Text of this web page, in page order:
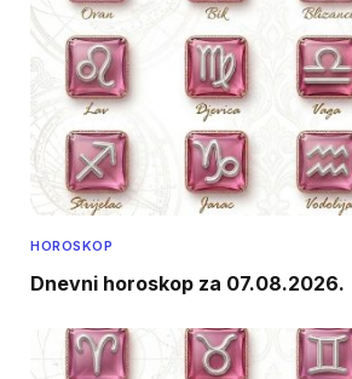
HOROSKOP
Dnevni horoskop za 07.08.2026.